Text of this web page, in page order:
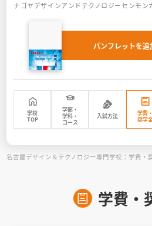
オープンキャンパス
入試・受験入門
お役立ち情報
校内オンラインガイダンス
アンケートフォーム（学
ナゴヤデザインアンドテクノロジーセンモン
パンフレットを追
学校
TOP
学部・
学科・
コース
入試方法
学費・
奨学
名古屋デザイン＆テクノロジー専門学校：学費・
学費・